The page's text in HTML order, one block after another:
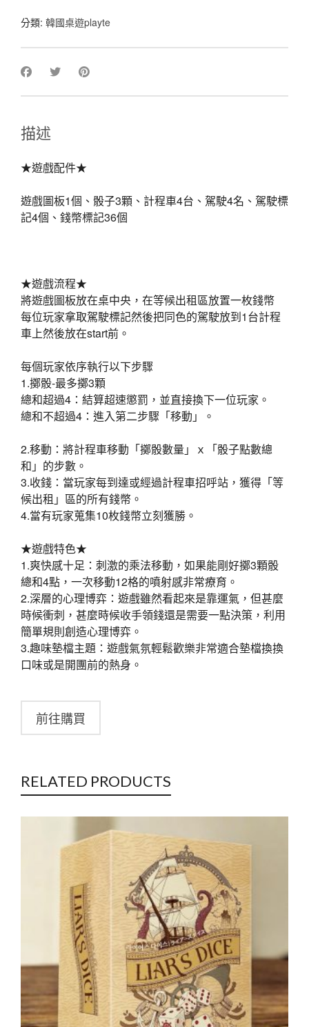
分類: 韓國桌遊playte
描述
★遊戲配件★
遊戲圖板1個、骰子3顆、計程車4台、駕駛4名、駕駛標
記4個、錢幣標記36個
★遊戲流程★
將遊戲圖板放在桌中央，在等候出租區放置一枚錢幣
每位玩家拿取駕駛標記然後把同色的駕駛放到1台計程
車上然後放在start前。
每個玩家依序執行以下步驟
1.擲骰-最多擲3顆
總和超過4：結算超速懲罰，並直接換下一位玩家。
總和不超過4：進入第二步驟「移動」。
2.移動：將計程車移動「擲骰數量」ｘ「骰子點數總
和」的步數。
3.收錢：當玩家每到達或經過計程車招呼站，獲得「等
候出租」區的所有錢幣。
4.當有玩家蒐集10枚錢幣立刻獲勝。
★遊戲特色★
1.爽快感十足：刺激的乘法移動，如果能剛好擲3顆骰
總和4點，一次移動12格的噴射感非常療育。
2.深層的心理博弈：遊戲雖然看起來是靠運氣，但甚麼
時候衝刺，甚麼時候收手領錢還是需要一點決策，利用
簡單規則創造心理博弈。
3.趣味墊檔主題：遊戲氣氛輕鬆歡樂非常適合墊檔換換
口味或是開團前的熱身。
前往購買
RELATED PRODUCTS